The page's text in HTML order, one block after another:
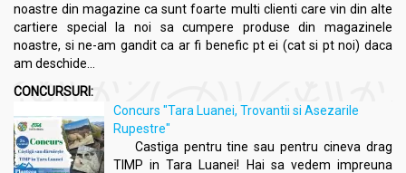
noastre din magazine ca sunt foarte multi clienti care vin din alte
cartiere special la noi sa cumpere produse din magazinele
noastre, si ne-am gandit ca ar fi benefic pt ei (cat si pt noi) daca
am deschide...
CONCURSURI:
Concurs "Tara Luanei, Trovantii si Asezarile
Rupestre"
Castiga pentru tine sau pentru cineva drag
TIMP in Tara Luanei! Hai sa vedem impreuna